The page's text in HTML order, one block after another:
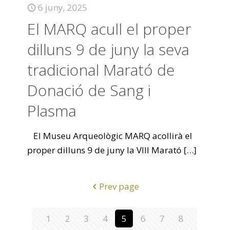
6 juny, 2025
El MARQ acull el proper
dilluns 9 de juny la seva
tradicional Marató de
Donació de Sang i
Plasma
El Museu Arqueològic MARQ acollirà el
proper dilluns 9 de juny la VIII Marató […]
Prev page
1 2 3 4 5 6 7
8